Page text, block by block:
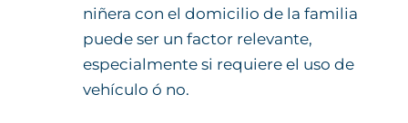
niñera con el domicilio de la familia
puede ser un factor relevante,
especialmente si requiere el uso de
vehículo ó no.